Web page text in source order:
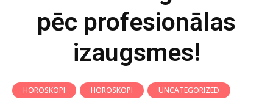
pēc profesionālas
izaugsmes!
HOROSKOPI HOROSKOPI
UNCATEGORIZED